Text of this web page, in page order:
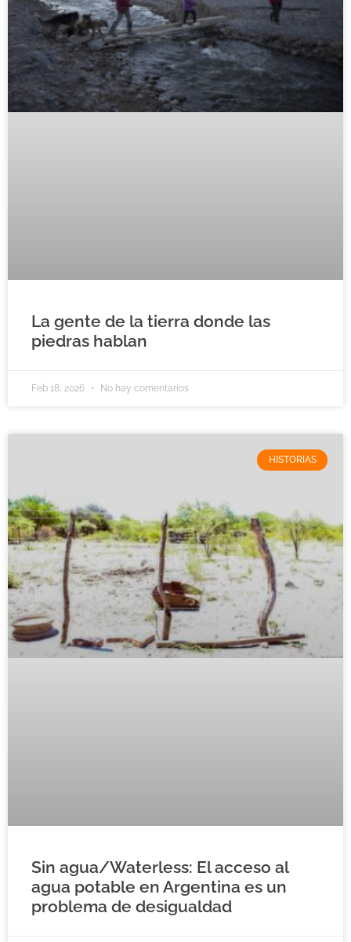
La gente de la tierra donde las
piedras hablan
Feb 18, 2026 No hay comentarios
HISTORIAS
Sin agua/Waterless: El acceso al
agua potable en Argentina es un
problema de desigualdad